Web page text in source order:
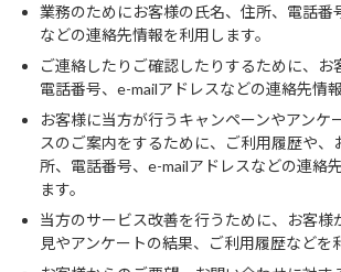
業務のためにお客様の氏名、住所、電話番
などの連絡先情報を利用します。
ご連絡したりご確認したりするために、お
電話番号、e-mailアドレスなどの連絡先情
お客様に当方が行うキャンペーンやアンケ
スのご案内をするために、ご利用履歴や、
所、電話番号、e-mailアドレスなどの連絡
ます。
当方のサービス改善を行うために、お客様
見やアンケートの結果、ご利用履歴などを